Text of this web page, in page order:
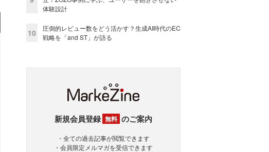
体験設計
10
圧倒的レビュー数をどう活かす？生成AI時代のEC
戦略を「and ST」が語る
新規会員登録 無料 のご案内
・全ての過去記事が閲覧できます
・会員限定メルマガを受信できます